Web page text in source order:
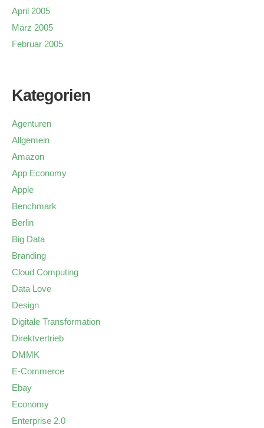
April 2005
März 2005
Februar 2005
Kategorien
Agenturen
Allgemein
Amazon
App Economy
Apple
Benchmark
Berlin
Big Data
Branding
Cloud Computing
Data Love
Design
Digitale Transformation
Direktvertrieb
DMMK
E-Commerce
Ebay
Economy
Enterprise 2.0